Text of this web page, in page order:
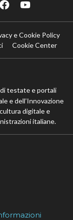
e Cookie Policy
Cookie Center
testate e portali
e dell’Innovazione
digitale e
italiane.